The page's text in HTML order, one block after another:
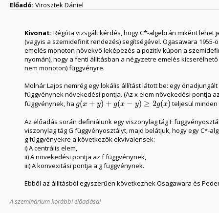
Előadó: Virosztek Dániel
Kivonat: Régóta vizsgált kérdés, hogy C*-algebrán miként
(vagyis a szemidefinit rendezés) segítségével. Ogasawara
emelés monoton növekvő leképezés a pozitív kúpon a
nyomán), hogy a fenti állításban a négyzetre emelés
nem monoton) függvényre.
Molnár Lajos nemrég egy lokális állítást látott be: egy
függvénynek növekedési pontja. (Az x elem növekedési pontja
függvénynek, ha g(x + y) + g(x − y) ≥ 2g(x)
g(x+ y)+ g(x −y ≥2g( x) teljesül
Az előadás során definiálunk egy viszonylag tág F
viszonylag tág G függvényosztályt, majd belátjuk, hogy egy C*-
g függvényekre a következők ekvivalensek:
i) A centrális elem,
ii) A növekedési pontja az f függvénynek,
iii) A konvexitási pontja a g függvénynek.
Ebből az állításból egyszerűen következnek Osagawara és
A szeminárium korábbi előadásai